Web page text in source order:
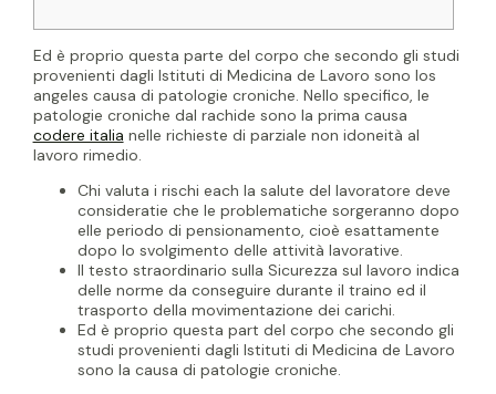
Ed è proprio questa parte del corpo che secondo gli studi
provenienti dagli Istituti di Medicina de Lavoro sono los
angeles causa di patologie croniche. Nello specifico, le
patologie croniche dal rachide sono la prima causa
codere italia nelle richieste di parziale non idoneità al
lavoro rimedio.
Chi valuta i rischi each la salute del lavoratore deve
consideratie che le problematiche sorgeranno dopo
elle periodo di pensionamento, cioè esattamente
dopo lo svolgimento delle attività lavorative.
Il testo straordinario sulla Sicurezza sul lavoro indica
delle norme da conseguire durante il traino ed il
trasporto della movimentazione dei carichi.
Ed è proprio questa part del corpo che secondo gli
studi provenienti dagli Istituti di Medicina de Lavoro
sono la causa di patologie croniche.